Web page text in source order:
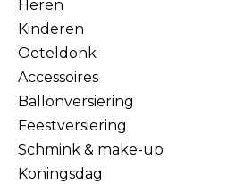
Heren
Kinderen
Oeteldonk
Accessoires
Ballonversiering
Feestversiering
Schmink & make-up
Koningsdag